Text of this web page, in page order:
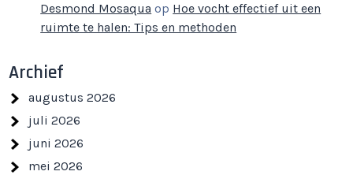
Desmond Mosaqua op Hoe vocht effectief uit een
ruimte te halen: Tips en methoden
Archief
augustus 2026
juli 2026
juni 2026
mei 2026